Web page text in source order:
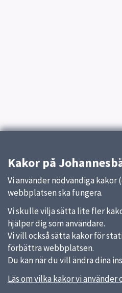
Kakor på
Vi använder nödvändiga kakor
webbplatsen ska fungera.
Vi skulle vilja sätta lite fler
hjälper dig som användare.
Vi vill också sätta kakor för
förbättra webbplatsen.
Du kan när du vill ändra dina
Läs om vilka kakor vi